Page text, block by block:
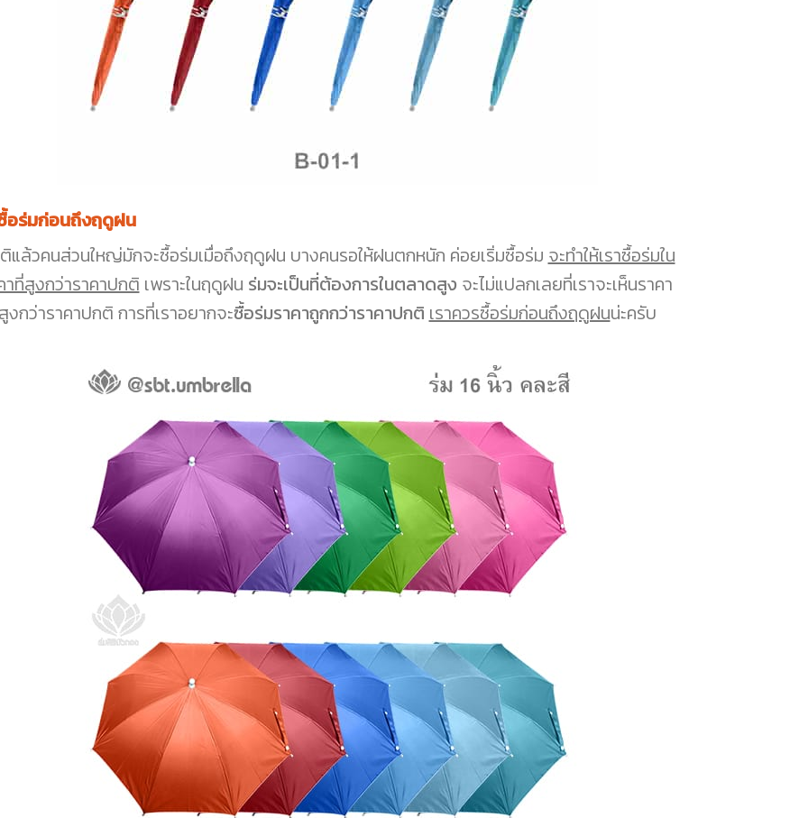
อร่มก่อนถึงฤดูฝน
แล้วคนส่วนใหญ่มักจะซื้อร่มเมื่อถึงฤดูฝน บางคนรอให้ฝนตกหนัก ค่อยเริ่มซื้อร่ม จะทำให้เราซื้อร่มใน
าที่สูงกว่าราคาปกติ เพราะในฤดูฝน ร่มจะเป็นที่ต้องการในตลาดสูง จะไม่แปลกเลยที่เราจะเห็นราคา
งกว่าราคาปกติ การที่เราอยากจะซื้อร่มราคาถูกกว่าราคาปกติ เราควรซื้อร่มก่อนถึงฤดูฝนน่ะครับ